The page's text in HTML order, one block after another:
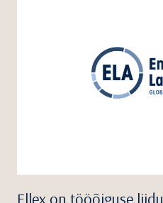
Ellex on tööõiguse liidu